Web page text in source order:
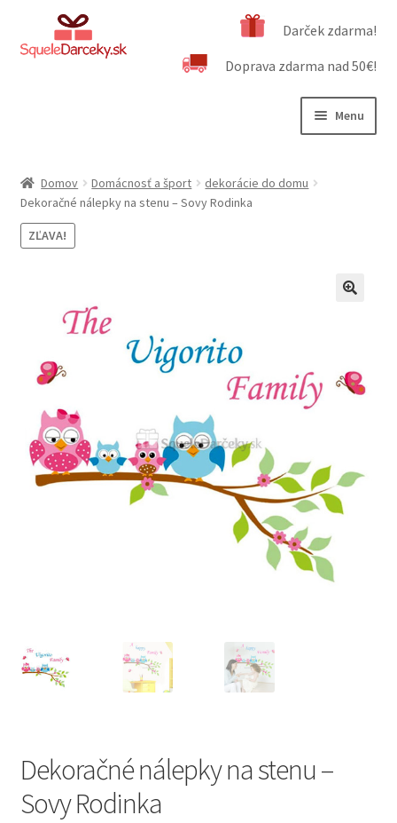
Preskočiť
na
Preskočiť
na
Darček zdarma!
Doprava zdarma nad 50€!
Menu
Dôležité informácie
Obchodné podmienky
Domov Domácnosť a šport
dekorácie do domu
Dekoračné nálepky na stenu – Sovy Rodinka
ZĽAVA!
Dekoračné nálepky na stenu –
Sovy Rodinka